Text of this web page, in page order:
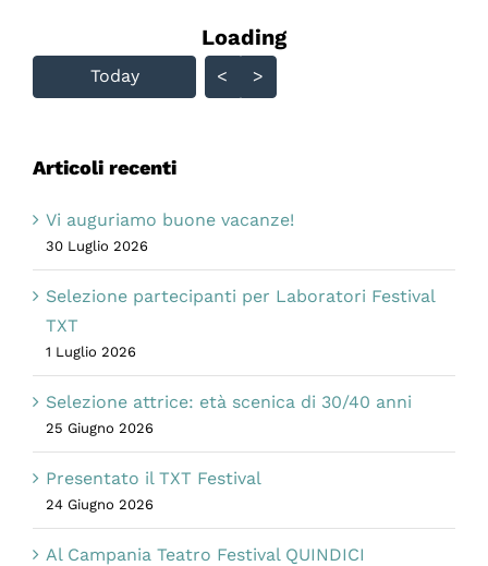
Skip Calendar
Loading - current view is
Loading
Today < >
Articoli recenti
Vi auguriamo buone vacanze!
30 Luglio 2026
Selezione partecipanti per Laboratori Festival
TXT
1 Luglio 2026
Selezione attrice: età scenica di 30/40 anni
25 Giugno 2026
Presentato il TXT Festival
24 Giugno 2026
Al Campania Teatro Festival QUINDICI